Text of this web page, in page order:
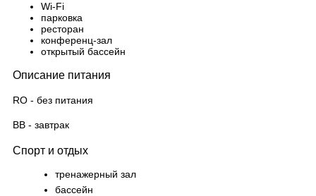
Wi-Fi
парковка
ресторан
конференц-зал
открытый бассейн
Описание питания
RO - без питания
BB - завтрак
Спорт и отдых
тренажерный зал
бассейн